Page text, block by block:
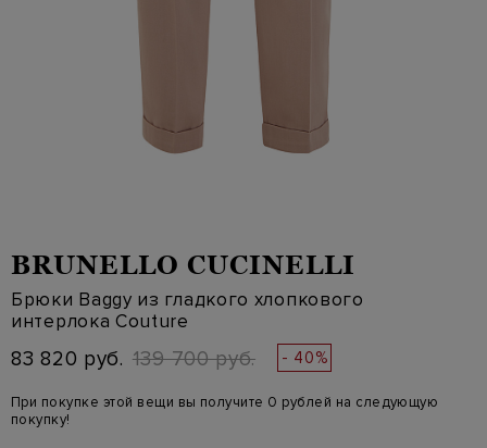
BRUNELLO CUCINELLI
Брюки Baggy из гладкого хлопкового
интерлока Couture
83 820 руб. 139 700 руб. - 40%
При покупке этой вещи вы получите 0 рублей на следующую
покупку!